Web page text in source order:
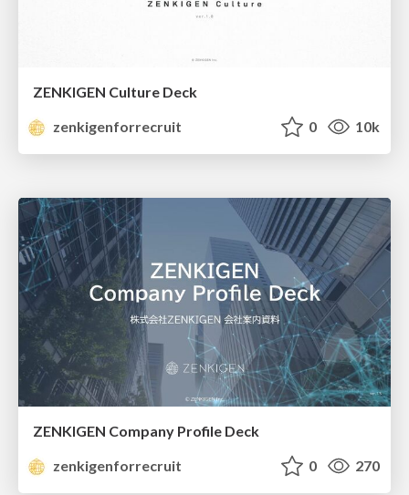
ZENKIGEN Culture Deck
zenkigenforrecruit
0 10k
ZENKIGEN Company Profile Deck
zenkigenforrecruit
0 270